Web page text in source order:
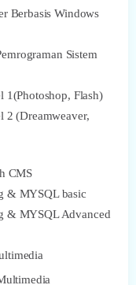
Berbasis Windows
Sistem
1(Photoshop, Flash)
2 (Dreamweaver,
CMS
& MYSQL basic
& MYSQL Advanced